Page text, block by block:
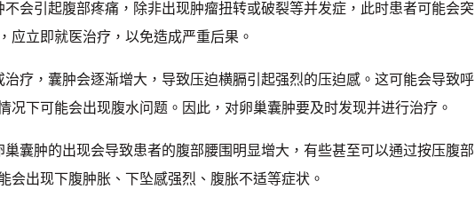
会引起腹部疼痛，除非出现肿瘤扭转或破裂等并发症，此时患者可能会突
应立即就医治疗，以免造成严重后果。
疗，囊肿会逐渐增大，导致压迫横膈引起强烈的压迫感。这可能会导致呼
况下可能会出现腹水问题。因此，对卵巢囊肿要及时发现并进行治疗。
囊肿的出现会导致患者的腹部腰围明显增大，有些甚至可以通过按压腹部
会出现下腹肿胀、下坠感强烈、腹胀不适等症状。